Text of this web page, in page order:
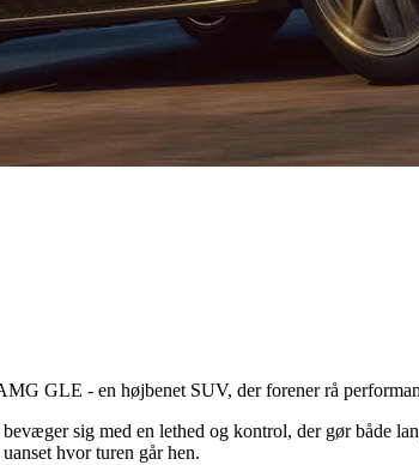
GLE - en højbenet SUV, der forener rå
sig med en lethed og kontrol, der gør både
hvor turen går hen.